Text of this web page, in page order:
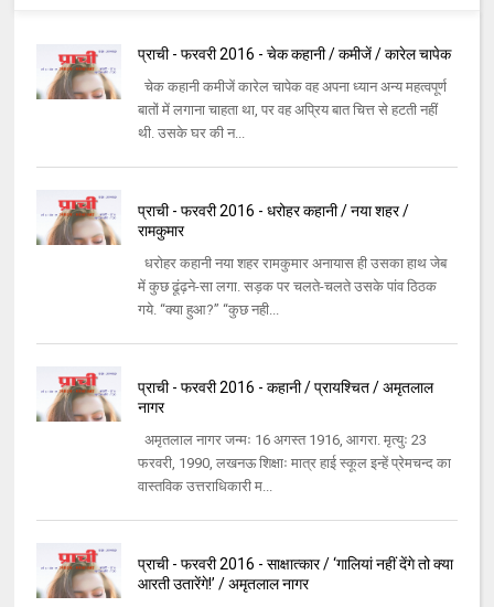
प्राची - फरवरी 2016 - चेक कहानी / कमीजें / कारेल चापेक
चेक कहानी कमीजें कारेल चापेक वह अपना ध्यान अन्य महत्वपूर्ण
बातों में लगाना चाहता था, पर वह अप्रिय बात चित्त से हटती नहीं
थी. उसके घर की न...
प्राची - फरवरी 2016 - धरोहर कहानी / नया शहर /
रामकुमार
धरोहर कहानी नया शहर रामकुमार अनायास ही उसका हाथ जेब
में कुछ ढूंढ़ने-सा लगा. सड़क पर चलते-चलते उसके पांव ठिठक
गये. ‘‘क्या हुआ?’’ ‘‘कुछ नही...
प्राची - फरवरी 2016 - कहानी / प्रायश्चित / अमृतलाल
नागर
अमृतलाल नागर जन्मः 16 अगस्त 1916, आगरा. मृत्युः 23
फरवरी, 1990, लखनऊ शिक्षाः मात्र हाई स्कूल इन्हें प्रेमचन्द का
वास्तविक उत्तराधिकारी म...
प्राची - फरवरी 2016 - साक्षात्कार / ‘गालियां नहीं देंगे तो क्या
आरती उतारेंगे!’ / अमृतलाल नागर